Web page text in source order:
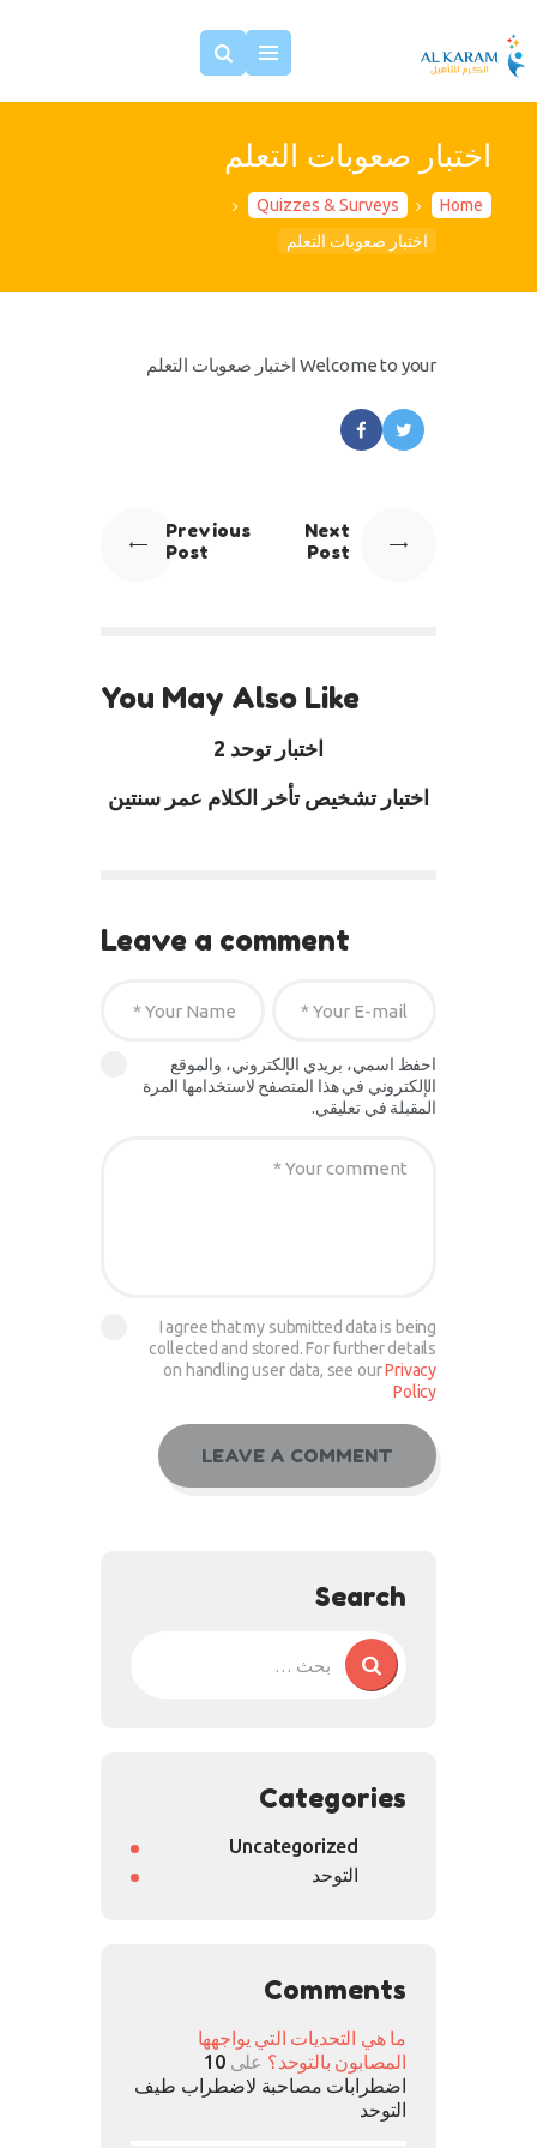
اختبار صعوبات التعلم
Home
Quizzes & Surveys
اختبار صعوبات التعلم
مقالات عن التوحد
Welcome to your اختبار صعوبات التعلم
Previous
Post
Next
Post
You May Also Like
اختبار توحد 2
اختبار تشخيص تأخر الكلام عمر سنتين
Leave a comment
احفظ اسمي، بريدي الإلكتروني، والموقع
الإلكتروني في هذا المتصفح لاستخدامها المرة
المقبلة في تعليقي.
I agree that my submitted data is being
collected and stored. For further details
on handling user data, see ourPrivacy
Policy
Search
Categories
Uncategorized
التوحد
Comments
ما هي التحديات التي يواجهها
المصابون بالتوحد؟ على10
اضطرابات مصاحبة لاضطراب طيف
التوحد